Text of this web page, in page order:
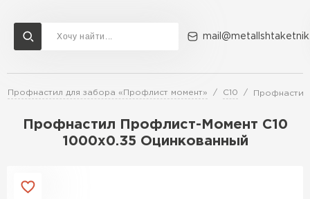
Профнастил для забора «Профлист момент» С10
Профнастил Профлист-Момент C10
1000х0.35 Оцинкованный
Доставка и оплата Акции О компании Контакты
Перейти в каталог